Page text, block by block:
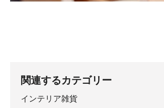
関連するカテゴリー
インテリア雑貨